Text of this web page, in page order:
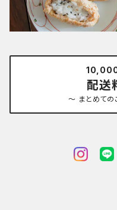
10,000
配送
～ まとめての